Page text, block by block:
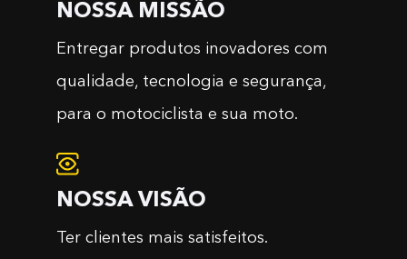
NOSSA MISSÃO
Entregar produtos inovadores com
qualidade, tecnologia e segurança,
para o motociclista e sua moto.
NOSSA VISÃO
Ter clientes mais satisfeitos.